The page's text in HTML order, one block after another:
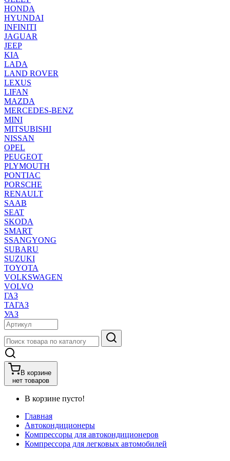
HONDA
HYUNDAI
INFINITI
JAGUAR
JEEP
KIA
LADA
LAND ROVER
LEXUS
LIFAN
MAZDA
MERCEDES-BENZ
MINI
MITSUBISHI
NISSAN
OPEL
PEUGEOT
PLYMOUTH
PONTIAC
PORSCHE
RENAULT
SAAB
SEAT
SKODA
SMART
SSANGYONG
SUBARU
SUZUKI
TOYOTA
VOLKSWAGEN
VOLVO
ГАЗ
ТАГАЗ
УАЗ
В корзине
нет товаров
В корзине пусто!
Главная
Автокондиционеры
Компрессоры для автокондиционеров
Компрессора для легковых автомобилей